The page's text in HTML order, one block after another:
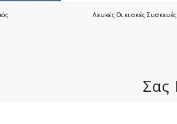
Λευκές Οικιακές Συσκευές
Σας